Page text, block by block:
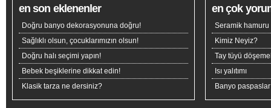
en son eklenenler
Doğru banyo dekorasyonuna doğru!
Sağlıklı olsun, çocuklarımızın olsun!
Doğru halı seçimi yapın!
Bebek beşiklerine dikkat edin!
Klasik tarza ne dersiniz?
en çok
Seramik hamuru
Kimiz Neyiz?
Tay tüyü
Isı yalıtımı
Banyo